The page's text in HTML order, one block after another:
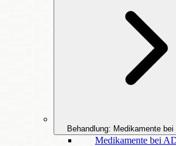
Behandlung: Medikamente bei
Medikamente bei